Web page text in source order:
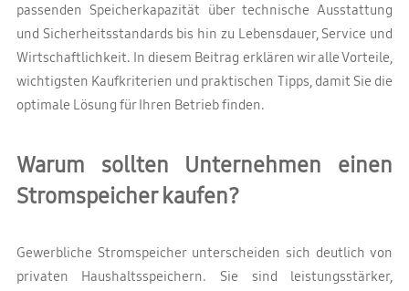
passenden Speicherkapazität über technische Ausstattung
und Sicherheitsstandards bis hin zu Lebensdauer, Service und
Wirtschaftlichkeit. In diesem Beitrag erklären wir alle Vorteile,
wichtigsten Kaufkriterien und praktischen Tipps, damit Sie die
optimale Lösung für Ihren Betrieb finden.
Warum sollten Unternehmen einen
Stromspeicher kaufen?
Gewerbliche Stromspeicher unterscheiden sich deutlich von
privaten Haushaltsspeichern. Sie sind leistungsstärker,